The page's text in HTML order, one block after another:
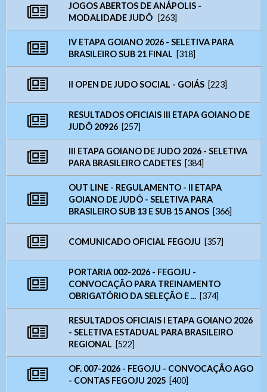
JOGOS ABERTOS DE ANÁPOLIS -
MODALIDADE JUDÔ
[263]
IV ETAPA GOIANO 2026 - SELETIVA PARA
BRASILEIRO SUB 21 FINAL [318]
II OPEN DE JUDO SOCIAL - GOIÁS [223]
RESULTADOS OFICIAIS III ETAPA GOIANO DE
JUDÔ 20926 [257]
III ETAPA GOIANO DE JUDO 2026 - SELETIVA
PARA BRASILEIRO CADETES [384]
OUT LINE - REGULAMENTO - II ETAPA
GOIANO DE JUDÔ - SELETIVA PARA
BRASILEIRO SUB 13 E SUB 15 ANOS [366]
COMUNICADO OFICIAL FEGOJU [357]
PORTARIA 002-2026 - FEGOJU -
CONVOCAÇÃO PARA TREINAMENTO
OBRIGATÓRIO DA SELEÇÃO E ... [374]
RESULTADOS OFICIAIS I ETAPA GOIANO 2026
- SELETIVA ESTADUAL PARA BRASILEIRO
REGIONAL [522]
OF. 007-2026 - FEGOJU - CONVOCAÇÃO AGO
- CONTAS FEGOJU 2025 [400]
Acessibilidade
Tamanho da Fonte
- Letra A > Fonte tamanho normal.
- Letra A+ > Aumenta o tamanho da fonte.
- Letra A- > Diminui o tamanho da fonte.
Layout
- Para alterar a cor do layout de escuro para claro e
vice versa clique nos ícones
Contatos
Endereço e Contatos
Endereço:Avenida Goiás, nº 1.149 SALA 01 ,
Centro
CEP: 75025-090 – Anápolis/GO
Telefone: (62) 3943-3590
WhatsApp: (62) 9 9388-5282
E-mail:
judogoias@judogoias.com.br
/josmaramaral@gmail.com
Horário de funcionamento:Das 14h00 às 18h00
Contatos
6230
Usuário
Enviar
Arquivos
Enviar
Webmail
Digite apenas o "usuário" sem @dominio!
Usuário
Senha
Enviar